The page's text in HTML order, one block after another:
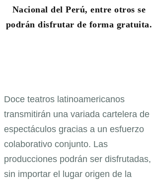
Nacional del Perú, entre otros se
podrán disfrutar de forma gratuita.
Doce teatros latinoamericanos
transmitirán una variada cartelera de
espectáculos gracias a un esfuerzo
colaborativo conjunto. Las
producciones podrán ser disfrutadas,
sin importar el lugar origen de la